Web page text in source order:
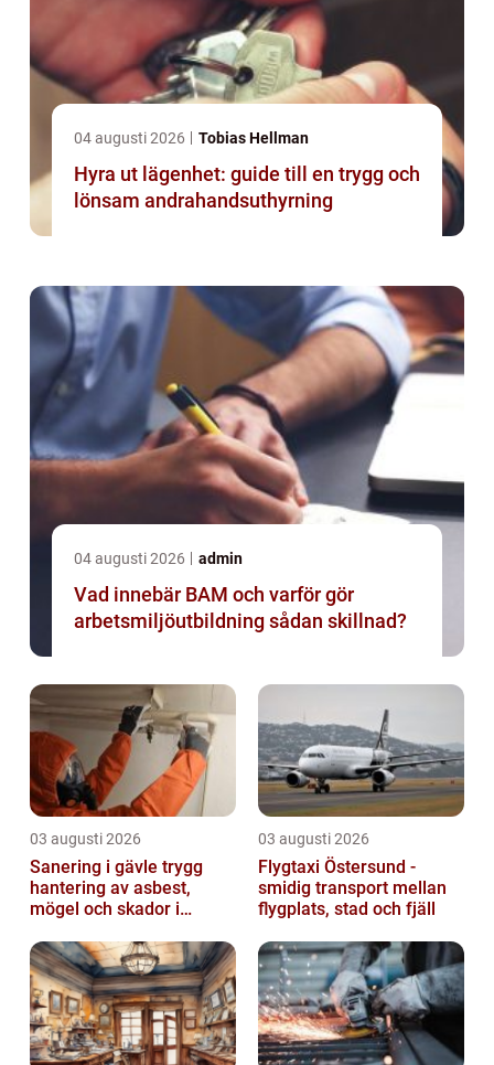
04 augusti 2026 Tobias Hellman
Hyra ut lägenhet: guide till en trygg och
lönsam andrahandsuthyrning
04 augusti 2026 admin
Vad innebär BAM och varför gör
arbetsmiljöutbildning sådan skillnad?
03 augusti 2026
Sanering i gävle trygg
hantering av asbest,
mögel och skador i
03 augusti 2026
Flygtaxi Östersund -
smidig transport mellan
flygplats, stad och fjäll